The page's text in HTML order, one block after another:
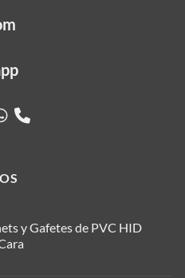
y Gafetes de PVC HID